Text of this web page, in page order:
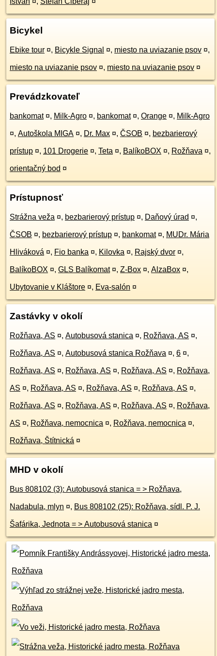
Bicykel
Ebike tour ¤, Bicykle Signal ¤, miesto na uviazanie psov ¤,
miesto na uviazanie psov ¤, miesto na uviazanie psov ¤
Prevádzkovateľ
bankomat ¤, Milk-Agro ¤, bankomat ¤, Orange ¤, Milk-Agro
¤, Autoškola MIGA ¤, Dr. Max ¤, ČSOB ¤, bezbarierový
prístup ¤, 101 Drogerie ¤, Teta ¤, BalíkoBOX ¤, Rožňava ¤,
orientačný bod ¤
Prístupnosť
Strážna veža ¤, bezbarierový prístup ¤, Daňový úrad ¤,
ČSOB ¤, bezbarierový prístup ¤, bankomat ¤, MUDr. Mária
Hliváková ¤, Fio banka ¤, Kilovka ¤, Rajský dvor ¤,
BalíkoBOX ¤, GLS Balíkomat ¤, Z-Box ¤, AlzaBox ¤,
Ubytovanie v Kláštore ¤, Eva-salón ¤
Zastávky v okolí
Rožňava, AS ¤, Autobusová stanica ¤, Rožňava, AS ¤,
Rožňava, AS ¤, Autobusová stanica Rožňava ¤, 6 ¤,
Rožňava, AS ¤, Rožňava, AS ¤, Rožňava, AS ¤, Rožňava,
AS ¤, Rožňava, AS ¤, Rožňava, AS ¤, Rožňava, AS ¤,
Rožňava, AS ¤, Rožňava, AS ¤, Rožňava, AS ¤, Rožňava,
AS ¤, Rožňava, nemocnica ¤, Rožňava, nemocnica ¤,
Rožňava, Štítnická ¤
MHD v okolí
Bus 808102 (3): Autobusová stanica = > Rožňava,
Nadabula, mlyn ¤, Bus 808102 (25): Rožňava, sídl. P. J.
Šafárika, Jednota = > Autobusová stanica ¤